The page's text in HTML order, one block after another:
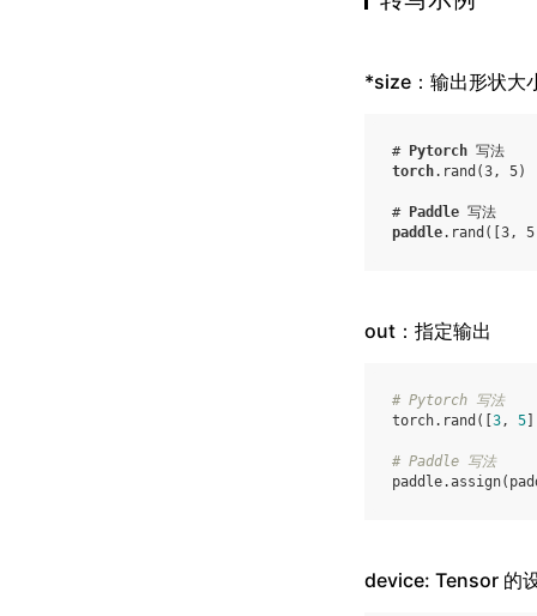
*size：输出形状大
# Pytorch 写法
torch. rand (3, 5)
# Paddle 写法
paddle. rand ( 3, 5
out：指定输出
# Pytorch 写法
torch. rand ([ 3, 5
# Paddle 写法
paddle.assign(
device: Tensor 的